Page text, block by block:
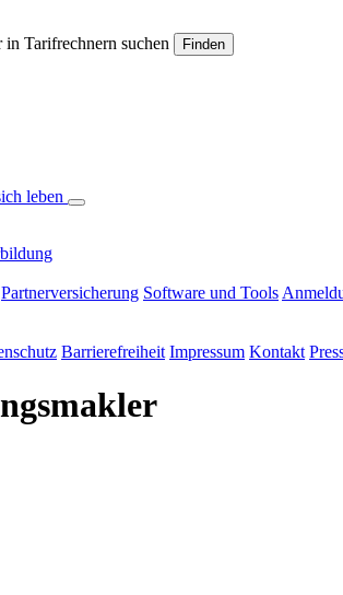
in Tarifrechnern suchen Finden
Partnerversicherung Software und Tools
Barrierefreiheit Impressum Kontakt